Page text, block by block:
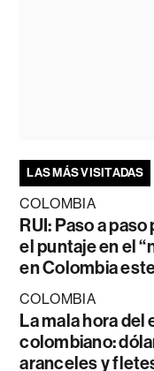
LAS MÁS VISITADAS
COLOMBIA
RUI: Paso a
el puntaje en el
en Colombia
COLOMBIA
La mala hora del
colombiano:
aranceles y